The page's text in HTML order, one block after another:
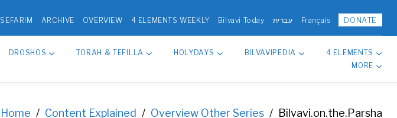
SEFARIM ARCHIVE OVERVIEW 4 ELEMENTS WEEKLY Bilvavi Today עברית Français DONATE
DROSHOS TORAH & TEFILLA HOLYDAYS BILVAVIPEDIA
4 ELEMENTS
MORE
Home / Content Explained / Overview Other Series / Bilvavi.on.the.Parsha